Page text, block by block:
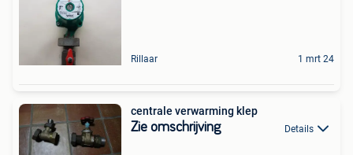
Rillaar 1 mrt 24
centrale verwarming klep
Zie omschrijving Details